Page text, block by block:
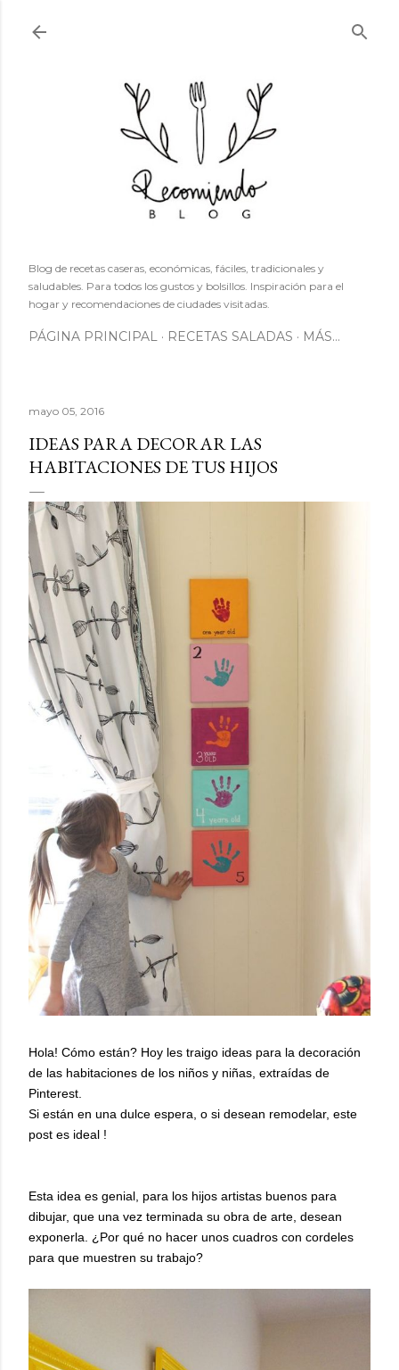
Blog de recetas caseras, económicas, fáciles, tradicionales y
saludables. Para todos los gustos y bolsillos. Inspiración para el
hogar y recomendaciones de ciudades visitadas.
PÁGINA PRINCIPAL RECETAS SALADAS MÁS…
mayo 05, 2016
IDEAS PARA DECORAR LAS
HABITACIONES DE TUS HIJOS
Hola! Cómo están? Hoy les traigo ideas para la decoración
de las habitaciones de los niños y niñas, extraídas de
Pinterest.
Si están en una dulce espera, o si desean remodelar, este
post es ideal !
Esta idea es genial, para los hijos artistas buenos para
dibujar, que una vez terminada su obra de arte, desean
exponerla. ¿Por qué no hacer unos cuadros con cordeles
para que muestren su trabajo?